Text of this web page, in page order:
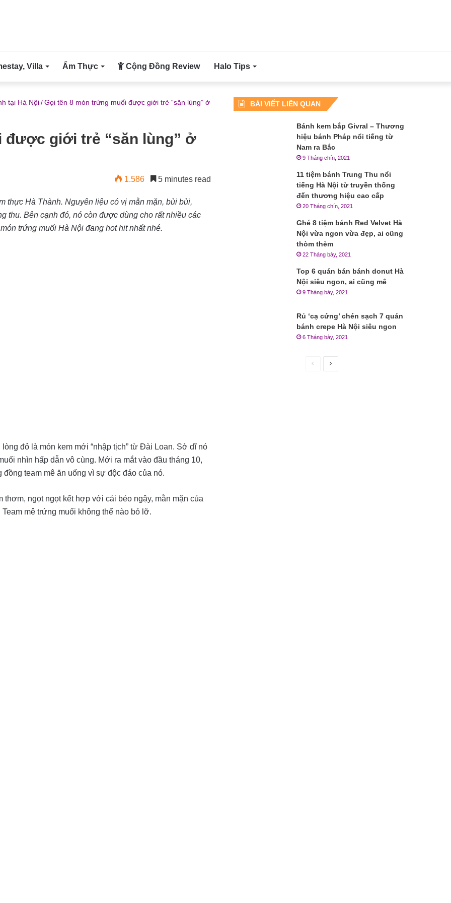
Villa Ẩm Thực Cộng Đồng Review Halo Tips
tại Hà Nội/Gọi tên 8 món trứng muối được giới trẻ “săn lùng” ở
được giới trẻ “săn lùng” ở
1.586 5 minutes read
thực Hà Thành. Nguyên liệu có vị mằn mặn, bùi bùi,
thu. Bên cạnh đó, nó còn được dùng cho rất nhiều các
trứng muối Hà Nội đang hot hit nhất nhé.
đỏ là món kem mới “nhập tịch” từ Đài Loan. Sở dĩ nó
nhìn hấp dẫn vô cùng. Mới ra mắt vào đầu tháng 10,
team mê ăn uống vì sự độc đáo của nó.
ngọt ngọt kết hợp với cái béo ngậy, mằn mặn của
mê trứng muối không thể nào bỏ lỡ.
BÀI VIẾT LIÊN QUAN
Bánh kem bắp Givral – Thương
hiệu bánh Pháp nổi tiếng từ
Nam ra Bắc
9 Tháng chín, 2021
11 tiệm bánh Trung Thu nổi
tiếng Hà Nội từ truyền thống
đến thương hiệu cao cấp
20 Tháng chín, 2021
Ghé 8 tiệm bánh Red Velvet Hà
Nội vừa ngon vừa đẹp, ai cũng
thòm thèm
22 Tháng bảy, 2021
Top 6 quán bán bánh donut Hà
Nội siêu ngon, ai cũng mê
9 Tháng bảy, 2021
Rủ ‘cạ cứng’ chén sạch 7 quán
bánh crepe Hà Nội siêu ngon
6 Tháng bảy, 2021
Trang